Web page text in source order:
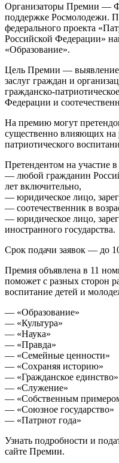
Организаторы Премии —
поддержке Росмолодежи.
федерального проекта
Российской Федерации»
«Образование».
Цель Премии —
заслуг граждан и
гражданско-
Федерации и
На премию могут
существенно влияющих на
патриотического
Претендентом на участие
— любой гражданин
лет включительно,
— юридическое лицо,
— соотечественник в
— юридическое лицо,
иностранного государства.
Срок подачи заявок — до
Премия объявлена в 11
поможет с разных сторон
воспитание детей и
— «Образование»
— «Культура»
— «Наука»
— «Правда»
— «Семейные ценности»
— «Сохраняя историю»
— «Гражданское единство»
— «Служение»
— «Собственным
— «Союзное государство»
— «Патриот года»
Узнать подробности и
сайте Премии.